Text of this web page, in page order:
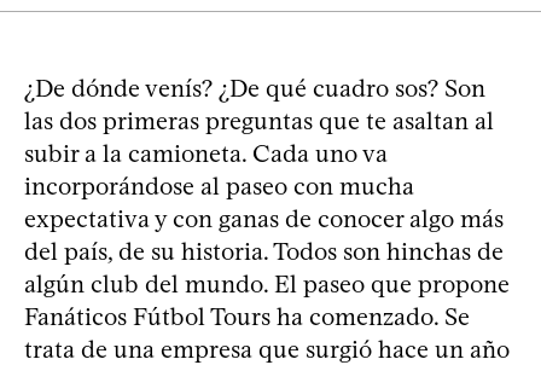
¿De dónde venís? ¿De qué cuadro sos? Son
las dos primeras preguntas que te asaltan al
subir a la camioneta. Cada uno va
incorporándose al paseo con mucha
expectativa y con ganas de conocer algo más
del país, de su historia. Todos son hinchas de
algún club del mundo. El paseo que propone
Fanáticos Fútbol Tours ha comenzado. Se
trata de una empresa que surgió hace un año